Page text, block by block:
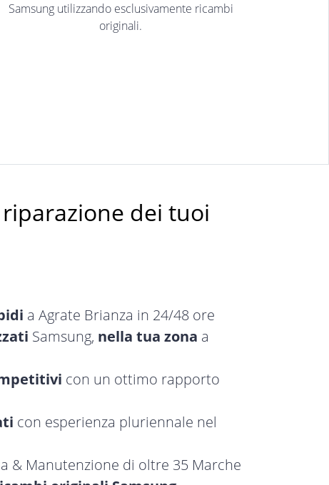
Samsung utilizzando esclusivamente ricambi
originali.
dei tuoi
a Agrate Brianza in 24/48 ore
Samsung, nella tua zona a
con un ottimo rapporto
con esperienza pluriennale nel
& Manutenzione di oltre 35 Marche